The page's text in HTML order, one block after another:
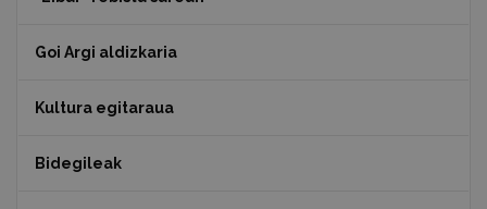
Goi Argi aldizkaria
Kultura egitaraua
Bidegileak